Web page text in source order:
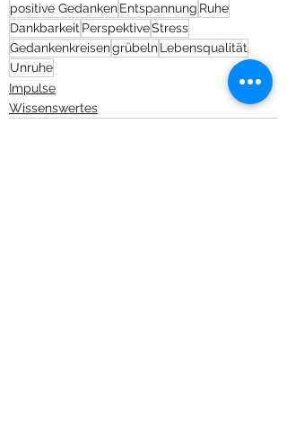
positive GedankenEntspannung Ruhe
Dankbarkeit PerspektiveStress
GedankenkreisengrübelnLebensqualität
Unruhe
Impulse
Wissenswertes